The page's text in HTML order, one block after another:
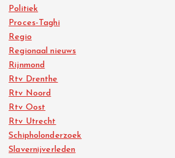
Politiek
Proces-Taghi
Regio
Regionaal nieuws
Rijnmond
Rtv Drenthe
Rtv Noord
Rtv Oost
Rtv Utrecht
Schipholonderzoek
Slavernijverleden